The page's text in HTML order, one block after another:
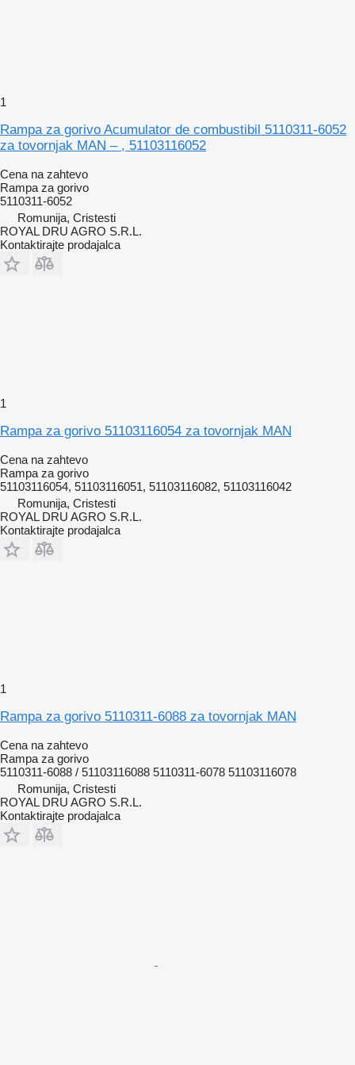
1
Rampa za gorivo Acumulator de combustibil 5110311-6052
za tovornjak MAN – , 51103116052
Cena na zahtevo
Rampa za gorivo
5110311-6052
Romunija, Cristesti
ROYAL DRU AGRO S.R.L.
Kontaktirajte prodajalca
1
Rampa za gorivo 51103116054 za tovornjak MAN
Cena na zahtevo
Rampa za gorivo
51103116054, 51103116051, 51103116082, 51103116042
Romunija, Cristesti
ROYAL DRU AGRO S.R.L.
Kontaktirajte prodajalca
1
Rampa za gorivo 5110311-6088 za tovornjak MAN
Cena na zahtevo
Rampa za gorivo
5110311-6088 / 51103116088 5110311-6078 51103116078
Romunija, Cristesti
ROYAL DRU AGRO S.R.L.
Kontaktirajte prodajalca